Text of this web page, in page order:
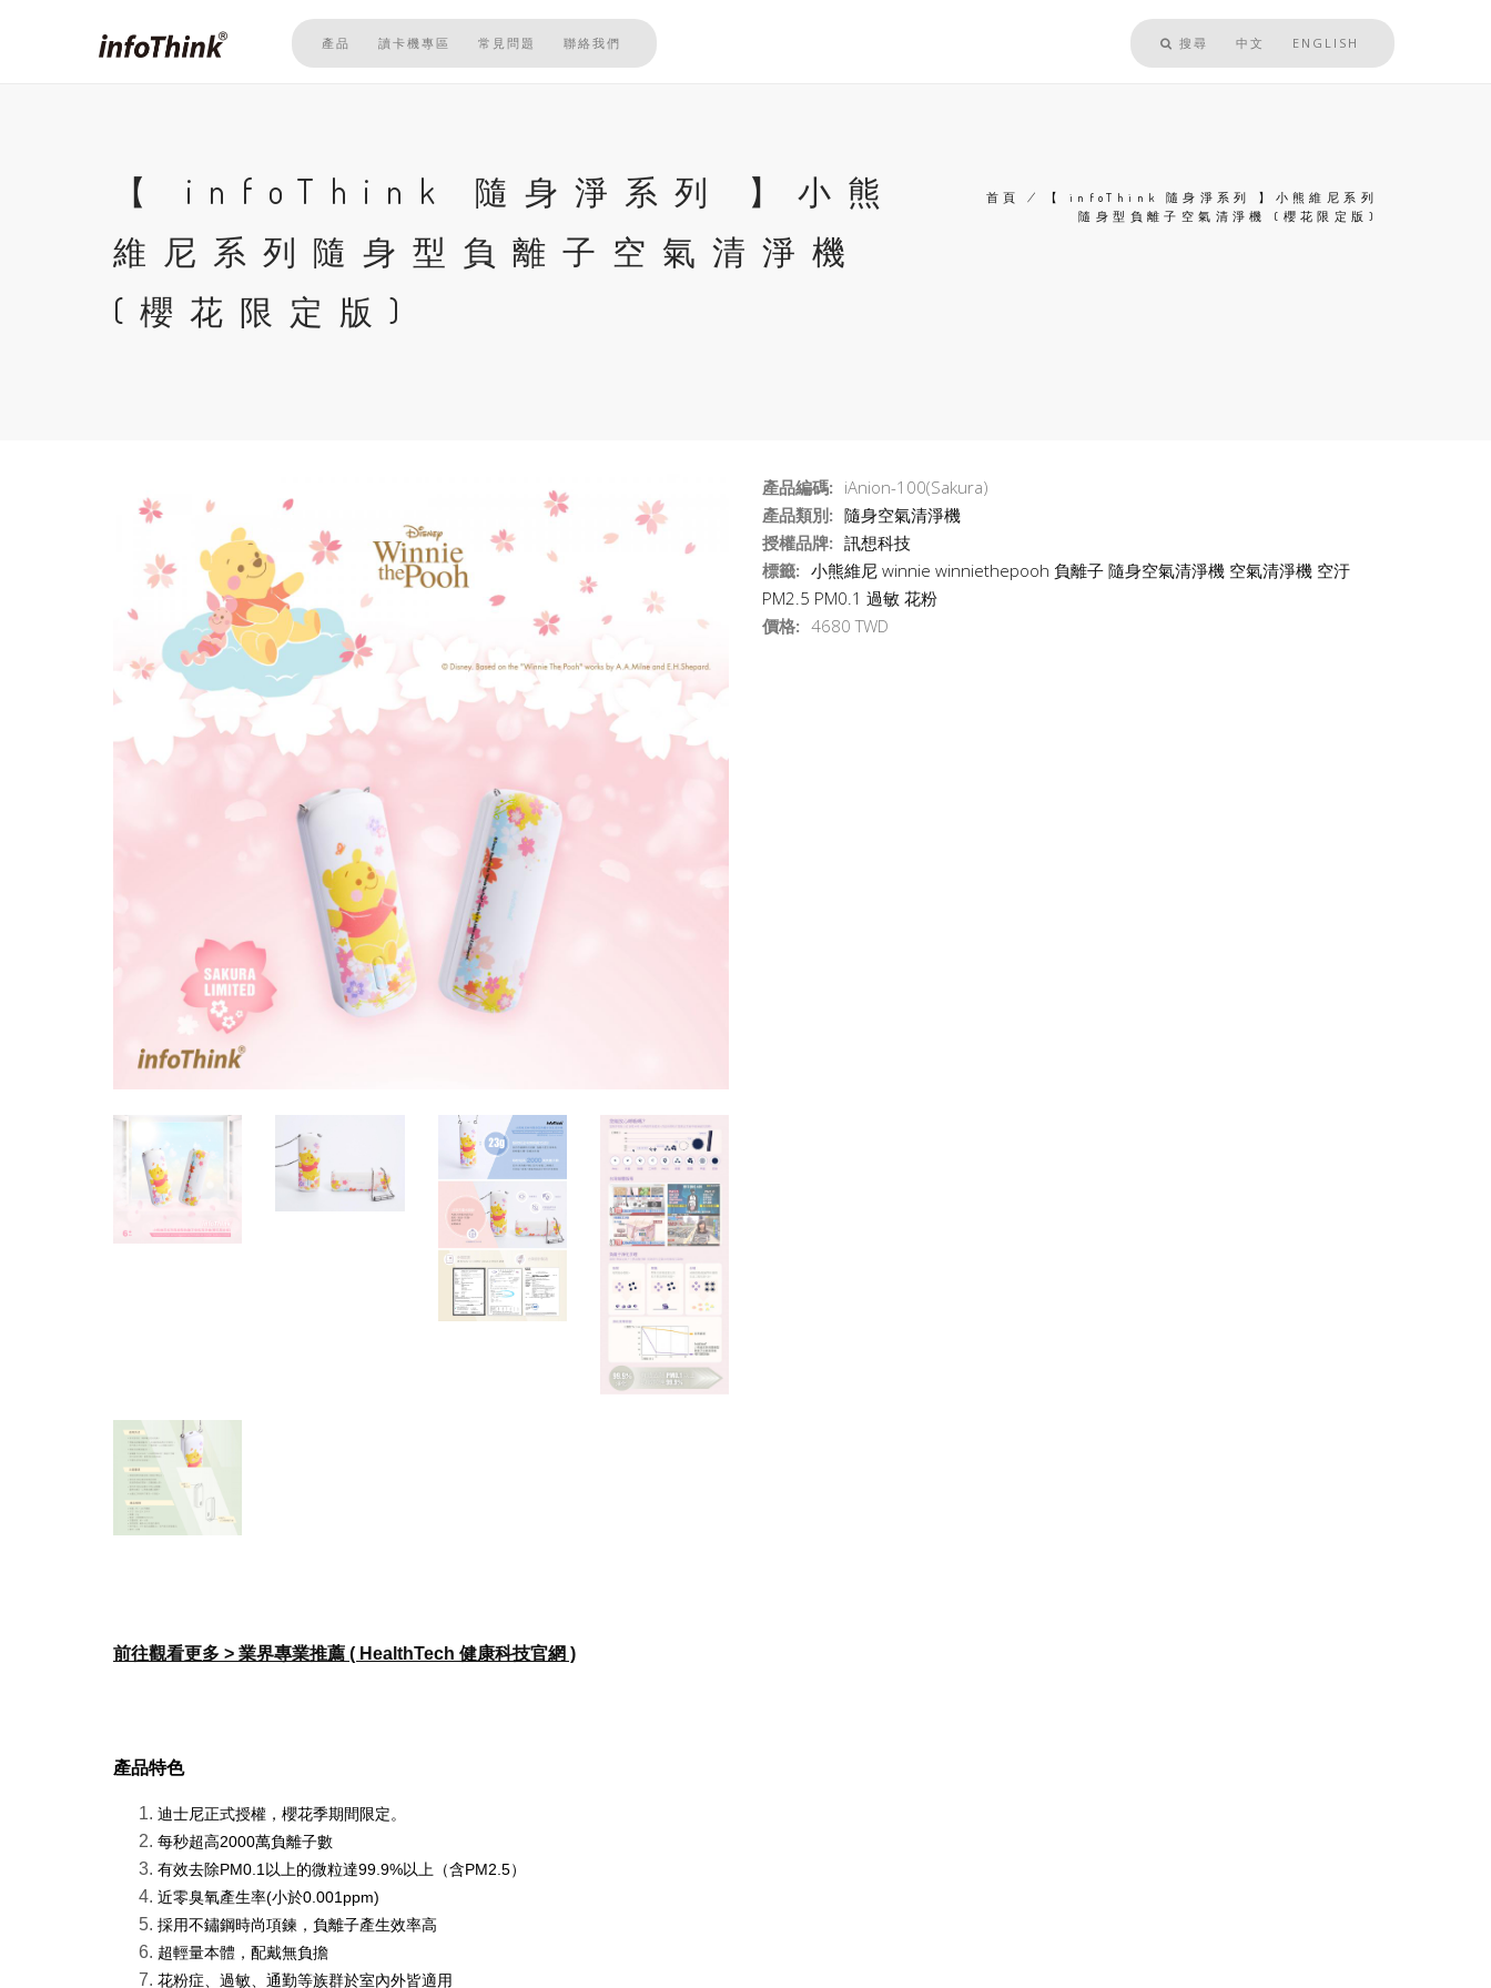
產品 讀卡機專區 常見問題 聯絡我們 搜尋 中文 ENGLISH
【 infoThink 隨身淨系列 】小熊
維尼系列隨身型負離子空氣清淨機
(櫻花限定版)
首頁 /
【 infoThink 隨身淨系列 】小熊維尼系列
隨身型負離子空氣清淨機 (櫻花限定版)
產品編碼: iAnion-100(Sakura)
產品類別: 隨身空氣清淨機
授權品牌: 訊想科技
標籤: 小熊維尼 winnie winniethepooh 負離子 隨身空氣清淨機 空氣清淨機 空汙
PM2.5 PM0.1 過敏 花粉
價格: 4680 TWD
前往觀看更多 > 業界專業推薦 ( HealthTech 健康科技官網 )
產品特色
迪士尼正式授權，櫻花季期間限定。
每秒超高2000萬負離子數
有效去除PM0.1以上的微粒達99.9%以上（含PM2.5）
近零臭氧產生率(小於0.001ppm)
採用不鏽鋼時尚項鍊，負離子產生效率高
超輕量本體，配戴無負擔
花粉症、過敏、通勤等族群於室內外皆適用